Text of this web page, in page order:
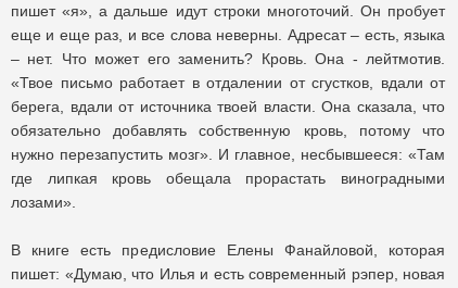
пишет «я», а дальше идут строки многоточий. Он пробует
еще и еще раз, и все слова неверны. Адресат – есть, языка
– нет. Что может его заменить? Кровь. Она - лейтмотив.
«Твое письмо работает в отдалении от сгустков, вдали от
берега, вдали от источника твоей власти. Она сказала, что
обязательно добавлять собственную кровь, потому что
нужно перезапустить мозг». И главное, несбывшееся: «Там
где липкая кровь обещала прорастать виноградными
лозами».
В книге есть предисловие Елены Фанайловой, которая
пишет: «Думаю, что Илья и есть современный рэпер, новая